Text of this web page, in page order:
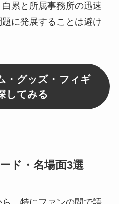
累と所属事務所の迅速
に発展することは避け
・グッズ・フィギ
してみる
ド・名場面3選